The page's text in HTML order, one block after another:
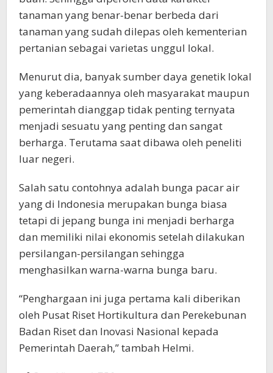
tanaman yang benar-benar berbeda dari
tanaman yang sudah dilepas oleh kementerian
pertanian sebagai varietas unggul lokal.
Menurut dia, banyak sumber daya genetik lokal
yang keberadaannya oleh masyarakat maupun
pemerintah dianggap tidak penting ternyata
menjadi sesuatu yang penting dan sangat
berharga. Terutama saat dibawa oleh peneliti
luar negeri.
Salah satu contohnya adalah bunga pacar air
yang di Indonesia merupakan bunga biasa
tetapi di jepang bunga ini menjadi berharga
dan memiliki nilai ekonomis setelah dilakukan
persilangan-persilangan sehingga
menghasilkan warna-warna bunga baru.
“Penghargaan ini juga pertama kali diberikan
oleh Pusat Riset Hortikultura dan Perekebunan
Badan Riset dan Inovasi Nasional kepada
Pemerintah Daerah,” tambah Helmi.